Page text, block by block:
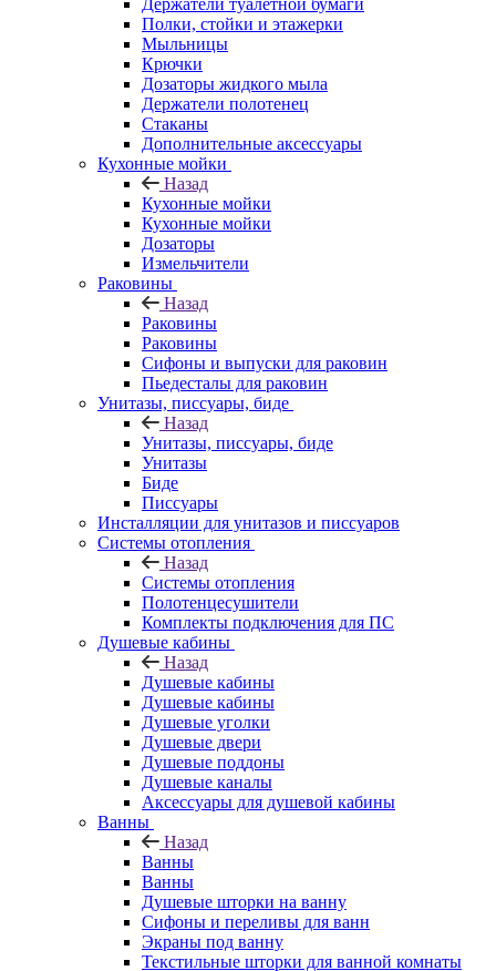
Держатели туалетной бумаги
Полки, стойки и этажерки
Мыльницы
Крючки
Дозаторы жидкого мыла
Держатели полотенец
Стаканы
Дополнительные аксессуары
Кухонные мойки
Назад
Кухонные мойки
Кухонные мойки
Дозаторы
Измельчители
Раковины
Назад
Раковины
Раковины
Сифоны и выпуски для раковин
Пьедесталы для раковин
Унитазы, писсуары, биде
Назад
Унитазы, писсуары, биде
Унитазы
Биде
Писсуары
Инсталляции для унитазов и писсуаров
Системы отопления
Назад
Системы отопления
Полотенцесушители
Комплекты подключения для ПС
Душевые кабины
Назад
Душевые кабины
Душевые кабины
Душевые уголки
Душевые двери
Душевые поддоны
Душевые каналы
Аксессуары для душевой кабины
Ванны
Назад
Ванны
Ванны
Душевые шторки на ванну
Сифоны и переливы для ванн
Экраны под ванну
Текстильные шторки для ванной комнаты